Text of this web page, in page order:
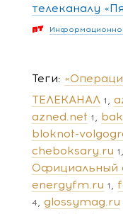
телеканалу
Информационное
Теги
ТЕЛЕКАНАЛ 1
azned.net 1
bloknot-
cheboksary.ru 1
Официальный
energyfm.ru 1
4 glossymag.ru